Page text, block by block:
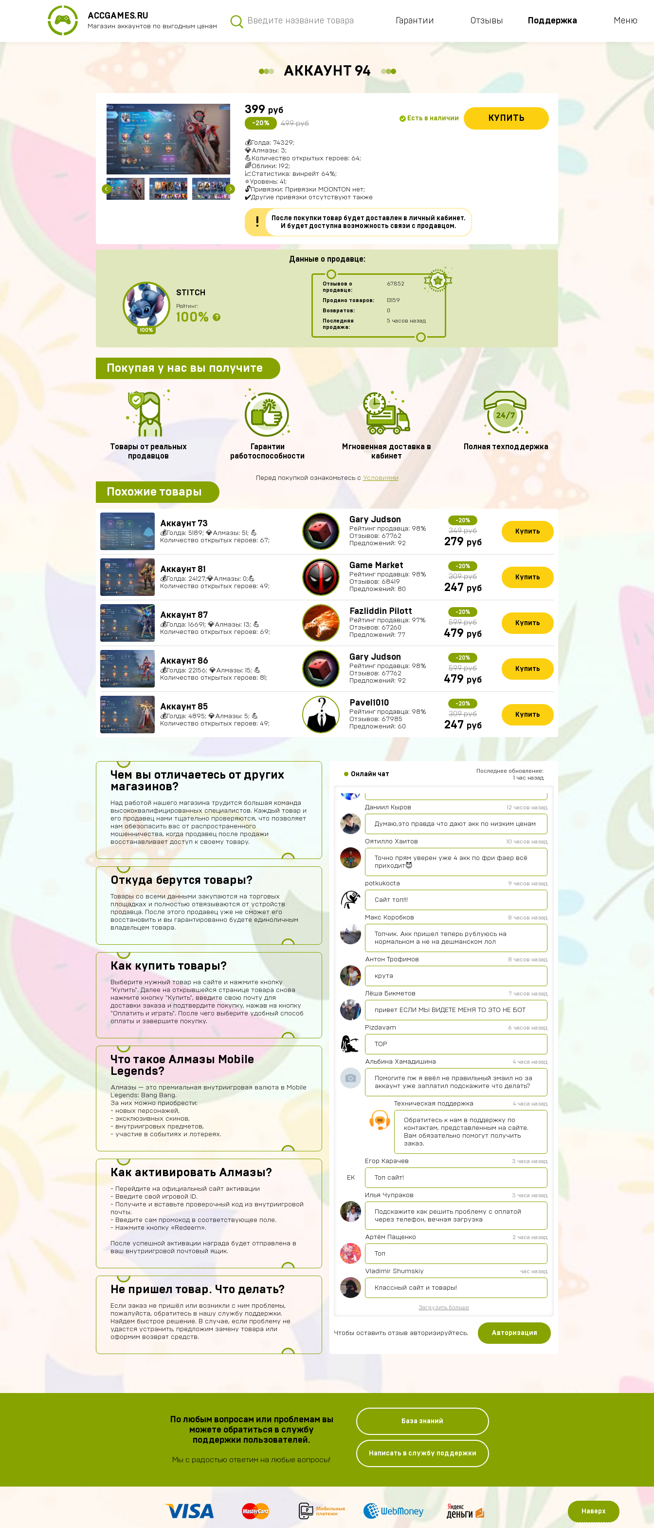
ACCGAMES.RU
Магазин аккаунтов по выгодным ценам
Гарантии Отзывы Поддержка Меню
АККАУНТ 94
399 руб
-20% 499 руб
Есть в наличии КУПИТЬ
💰Голда: 74329;
💎Алмазы: 3;
💪Количество открытых героев: 64;
🌈Облики: 192;
📈Статистика: винрейт 64%;
⭐️Уровень: 41;
🔓Привязки: Привязки MOONTON нет;
✔️Другие привязки отсутствуют также
!
После покупки товар будет доставлен в личный кабинет.
И будет доступна возможность связи с продавцом.
Данные о продавце:
100%
STITCH
Рейтинг:
100% ?
Отзывов о
продавце:
67852
Продано товаров:
13159
Возвратов:
0
Последняя
продажа:
5 часов назад
Покупая у нас вы получите
Товары от реальных
продавцов
Гарантии
работоспособности
Мгновенная доставка в
кабинет
Полная техподдержка
Перед покупкой ознакомьтесь с Условиями
Похожие товары
Аккаунт 73
💰Голда: 5189; 💎Алмазы: 51; 💪
Количество открытых героев: 67;
Gary Judson
Рейтинг продавца: 98%
Отзывов: 67762
Предложений: 92
-20%
349 руб
279 руб
Купить
Аккаунт 81
💰Голда: 24127;💎Алмазы: 0;💪
Количество открытых героев: 49;
Game Market
Рейтинг продавца: 98%
Отзывов: 68419
Предложений: 80
-20%
309 руб
247 руб
Купить
Аккаунт 87
💰Голда: 16691; 💎Алмазы: 13; 💪
Количество открытых героев: 69;
Fazliddin Pilott
Рейтинг продавца: 97%
Отзывов: 67260
Предложений: 77
-20%
599 руб
479 руб
Купить
Аккаунт 86
💰Голда: 22156; 💎Алмазы: 15; 💪
Количество открытых героев: 81;
Gary Judson
Рейтинг продавца: 98%
Отзывов: 67762
Предложений: 92
-20%
599 руб
479 руб
Купить
Аккаунт 85
💰Голда: 4895; 💎Алмазы: 5; 💪
Количество открытых героев: 49;
Pavel1010
Рейтинг продавца: 98%
Отзывов: 67985
Предложений: 60
-20%
309 руб
247 руб
Купить
Чем вы отличаетесь от других
магазинов?
Над работой нашего магазина трудится большая команда
высококвалифицированных специалистов. Каждый товар и
его продавец нами тщательно проверяются, что позволяет
нам обезопасить вас от распространенного
мошенничества, когда продавец после продажи
восстанавливает доступ к своему товару.
Откуда берутся товары?
Товары со всеми данными закупаются на торговых
площадках и полностью отвязываются от устройств
продавца. После этого продавец уже не сможет его
восстановить и вы гарантированно будете единоличным
владельцем товара.
Как купить товары?
Выберите нужный товар на сайте и нажмите кнопку
"Купить". Далее на открывшейся странице товара снова
нажмите кнопку "Купить", введите свою почту для
доставки заказа и подтвердите покупку, нажав на кнопку
"Оплатить и играть". После чего выберите удобный способ
оплаты и завершите покупку.
Что такое Алмазы Mobile
Legends?
Алмазы — это премиальная внутриигровая валюта в Mobile
Legends: Bang Bang.
За них можно приобрести:
- новых персонажей,
- эксклюзивных скинов,
- внутриигровых предметов,
- участие в событиях и лотереях.
Как активировать Алмазы?
- Перейдите на официальный сайт активации
- Введите свой игровой ID.
- Получите и вставьте проверочный код из внутриигровой
почты.
- Введите сам промокод в соответствующее поле.
- Нажмите кнопку «Redeem».
После успешной активации награда будет отправлена в
ваш внутриигровой почтовый ящик.
Не пришел товар. Что делать?
Если заказ не пришёл или возникли с ним проблемы,
пожалуйста, обратитесь в нашу службу поддержки.
Найдем быстрое решение. В случае, если проблему не
удастся устранить, предложим замену товара или
оформим возврат средств.
Онлайн чат
Последнее обновление:
1 час назад
hits250908 15 часов назад
Годно
13 часов назад
Артём Грошев 12 часов назад
Даниил Кыров 12 часов назад
Думаю,это правда что дают акк по низким ценам
Оятилло Хаитов 10 часов назад
Точно прям уверен уже 4 акк по фри фаер всё
приходит😈
potkukocta 9 часов назад
Сайт топ!!!
Макс Коробков 8 часов назад
Топчик. Акк пришел теперь рублуюсь на
нормальном а не на дешманском лол
Антон Трофимов 8 часов назад
крута
Лёша Бикметов 7 часов назад
привет ЕСЛИ МЫ ВИДЕТЕ МЕНЯ ТО ЭТО НЕ БОТ
Pizdavam 6 часов назад
TOP
Альбина Хамадишина 4 часа назад
Помогите пж я ввёл не правильный эмаил но за
аккаунт уже заплатил подскажите что делать?
Техническая поддержка 4 часа назад
Обратитесь к нам в поддержку по
контактам, представленным на сайте.
Вам обязательно помогут получить
заказ.
ЕК
Егор Карачев 3 часа назад
Топ сайт!
Илья Чупраков 3 часа назад
Подскажите как решить проблему с оплатой
через телефон, вечная загрузка
Артём Пащенко 2 часа назад
Топ
Vladimir Shumskiy час назад
Классный сайт и товары!
Загрузить больше
Чтобы оставить отзыв авторизируйтесь. Авторизация
По любым вопросам или проблемам вы
можете обратиться в службу
поддержки пользователей.
Мы с радостью ответим на любые вопросы!
База знаний
Написать в службу поддержки
Наверх